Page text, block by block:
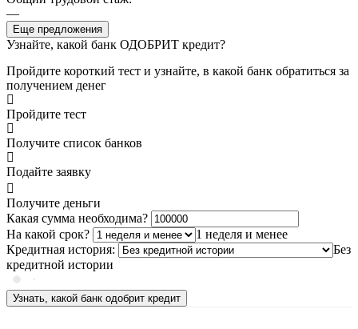
—
Еще предложения
Узнайте, какой банк ОДОБРИТ кредит?
Пройдите короткий тест и узнайте, в какой банк обратиться за
получением денег
Пройдите тест
Получите список банков
Подайте заявку
Получите деньги
Какая сумма необходима?
На какой срок?
1 неделя и менее
Кредитная история:
Без
кредитной истории
Узнать, какой банк одобрит кредит